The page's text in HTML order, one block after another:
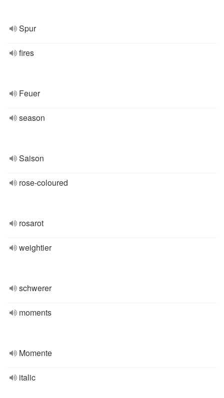
Spur
fires
Feuer
season
Saison
rose-coloured
rosarot
weightier
schwerer
moments
Momente
italic